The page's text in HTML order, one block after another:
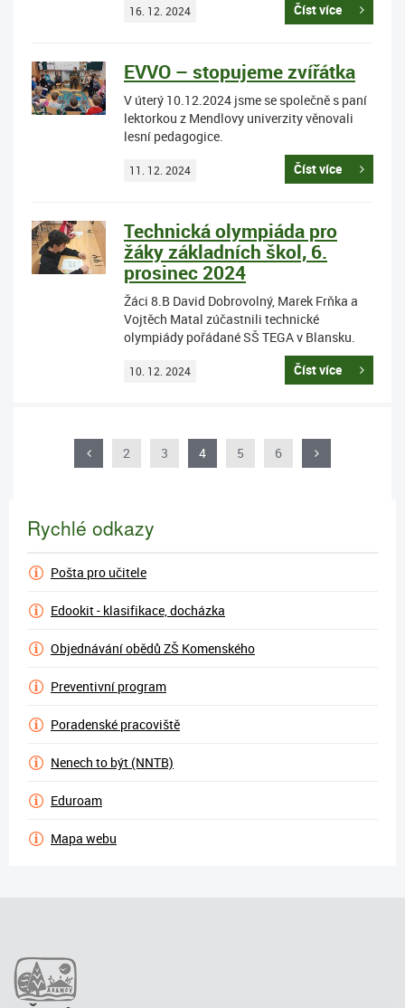
16. 12. 2024 Číst více
EVVO – stopujeme zvířátka
V úterý 10.12.2024 jsme se společně s paní
lektorkou z Mendlovy univerzity věnovali
lesní pedagogice.
11. 12. 2024 Číst více
Technická olympiáda pro
žáky základních škol, 6.
prosinec 2024
Žáci 8.B David Dobrovolný, Marek Frňka a
Vojtěch Matal zúčastnili technické
olympiády pořádané SŠ TEGA v Blansku.
10. 12. 2024 Číst více
2 3 4 5 6
Rychlé odkazy
Pošta pro učitele
Edookit - klasifikace, docházka
Objednávání obědů ZŠ Komenského
Preventivní program
Poradenské pracoviště
Nenech to být (NNTB)
Eduroam
Mapa webu